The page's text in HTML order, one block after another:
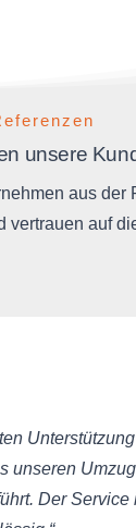
unsere
aus der
vertrauen auf
unseren
Der Service